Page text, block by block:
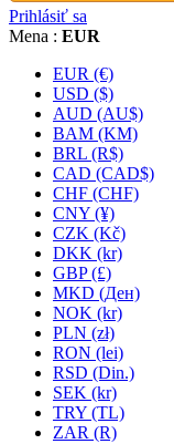
Prihlásiť sa
Mena : EUR
EUR (€)
USD ($)
AUD (AU$)
BAM (KM)
BRL (R$)
CAD (CAD$)
CHF (CHF)
CNY (¥)
CZK (Kč)
DKK (kr)
GBP (£)
MKD (Ден)
NOK (kr)
PLN (zł)
RON (lei)
RSD (Din.)
SEK (kr)
TRY (TL)
ZAR (R)